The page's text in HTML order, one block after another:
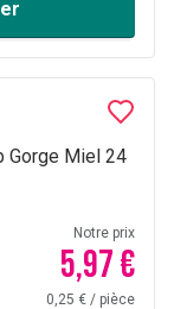
Gorge Miel 24
Notre prix
5,97 €
0,25 € / pièce